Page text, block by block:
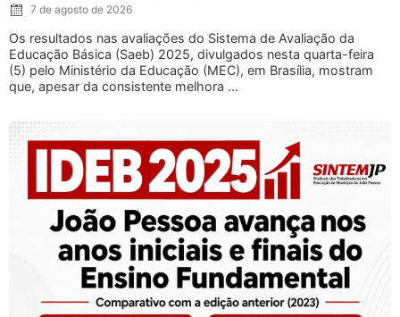
7 de agosto de 2026
Os resultados nas avaliações do Sistema de Avaliação da
Educação Básica (Saeb) 2025, divulgados nesta quarta-feira
(5) pelo Ministério da Educação (MEC), em Brasília, mostram
que, apesar da consistente melhora ...